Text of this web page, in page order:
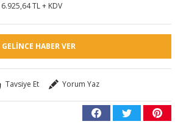
TL + KDV
GELINCE HABER VER
Tavsiye Et Yorum Yaz